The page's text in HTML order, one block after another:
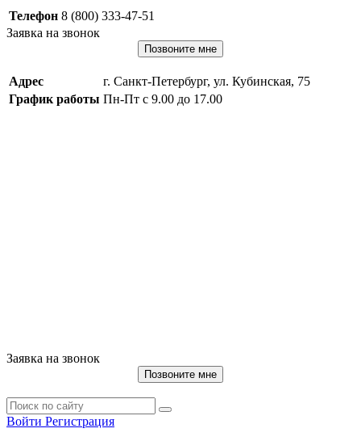
Телефон 8 (800) 333-47-51
Заявка на звонок
Позвоните мне
Адрес
г. Санкт-Петербург, ул. Кубинская, 75
График работы Пн-Пт с 9.00 до 17.00
Заявка на звонок
Позвоните мне
Войти Регистрация